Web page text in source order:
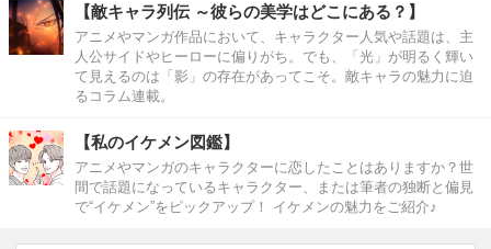
【敵キャラ列伝 ～彼らの美学はどこにある？】
アニメやマンガ作品において、キャラクター人気や話題は、主
人公サイドやヒーローに偏りがち。でも、「光」が明るく輝い
て見えるのは「影」の存在があってこそ。敵キャラの魅力に迫
るコラム連載。
【私のイケメン図鑑】
アニメやマンガのキャラクターに恋したことはありますか？世
間で話題になっているキャラクター、または筆者の独断と偏見
で“イケメン”をピックアップ！ イケメンの魅力をご紹介♪